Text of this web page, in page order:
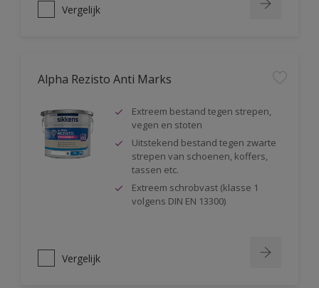
Vergelijk
Alpha Rezisto Anti Marks
Extreem bestand tegen strepen,
vegen en stoten
Uitstekend bestand tegen zwarte
strepen van schoenen, koffers,
tassen etc.
Extreem schrobvast (klasse 1
volgens DIN EN 13300)
Vergelijk